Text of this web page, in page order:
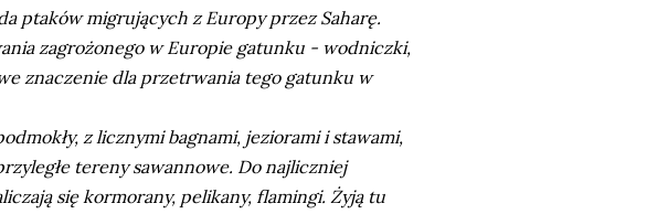
ptaków migrujących z Europy przez Saharę.
zagrożonego w Europie gatunku - wodniczki,
znaczenie dla przetrwania tego gatunku w
z licznymi bagnami, jeziorami i stawami,
tereny sawannowe. Do najliczniej
się kormorany, pelikany, flamingi. Żyją tu